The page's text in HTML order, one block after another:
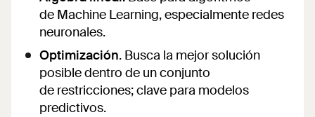
de Machine Learning, especialmente redes
neuronales.
Optimización. Busca la mejor solución
posible dentro de un conjunto
de restricciones; clave para modelos
predictivos.